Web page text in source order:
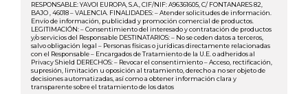
RESPONSABLE: YAVOI EUROPA, S.A., CIF/NIF: A96361605, C/ FONTANARES 82,
BAJO , 46018 – VALENCIA. FINALIDADES: – Atender solicitudes de información.
Envío de información, publicidad y promoción comercial de productos.
LEGITIMACIÓN: – Consentimiento del interesado y contratación de productos
y/o servicios del Responsable DESTINATARIOS: – No se ceden datos a terceros,
salvo obligación legal – Personas físicas o jurídicas directamente relacionadas
con el Responsable – Encargados de Tratamiento de la U.E. o adheridos al
Privacy Shield DERECHOS: – Revocar el consentimiento – Acceso, rectificación,
supresión, limitación u oposición al tratamiento, derecho a no ser objeto de
decisiones automatizadas, así como a obtener información clara y
transparente sobre el tratamiento de los datos